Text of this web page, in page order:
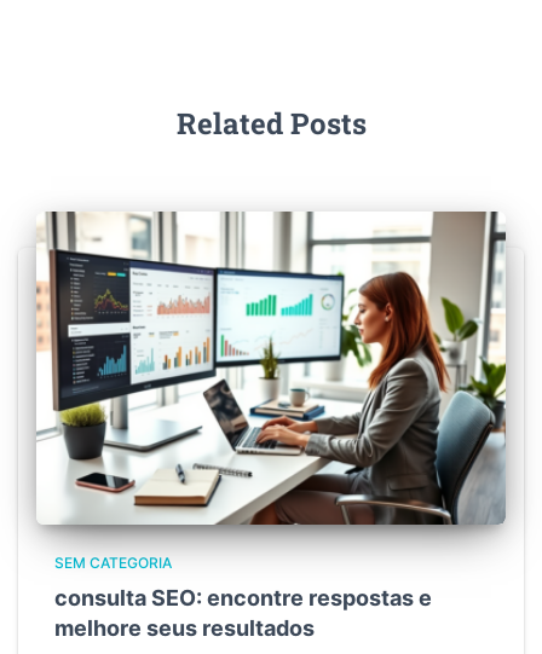
Related Posts
SEM CATEGORIA
consulta SEO: encontre respostas e
melhore seus resultados